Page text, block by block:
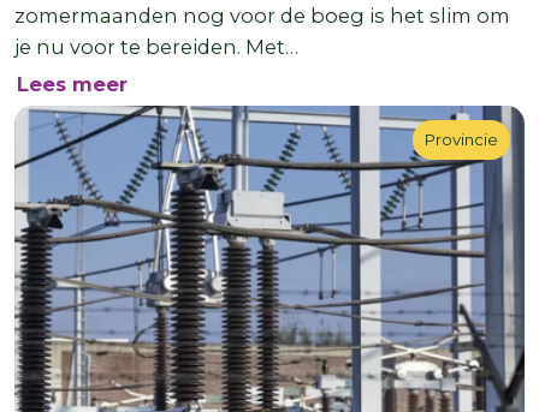
zomermaanden nog voor de boeg is het slim om
je nu voor te bereiden. Met…
Lees meerover Zo houd je je huis koel
Provincie
Provincie